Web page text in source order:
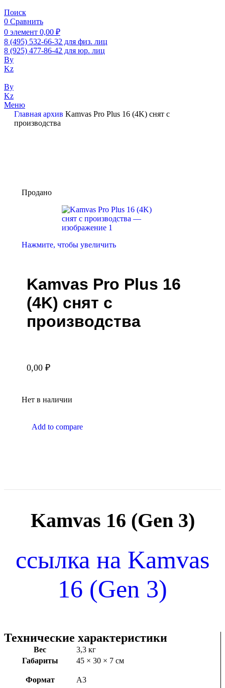
Поиск
0 Сравнить
0 элемент 0,00 ₽
8 (495) 532-66-32 для физ. лиц
8 (925) 477-86-42 для юр. лиц
By
Kz
By
Kz
Меню
Главная архив Kamvas Pro Plus 16 (4K) снят с
производства
Продано
Нажмите, чтобы увеличить
Kamvas Pro Plus 16
(4K) снят с
производства
0,00 ₽
Нет в наличии
Add to compare
Kamvas 16 (Gen 3)
ссылка на Kamvas
16 (Gen 3)
Технические характеристики
Вес
3,3 кг
Габариты
45 × 30 × 7 см
Формат А3